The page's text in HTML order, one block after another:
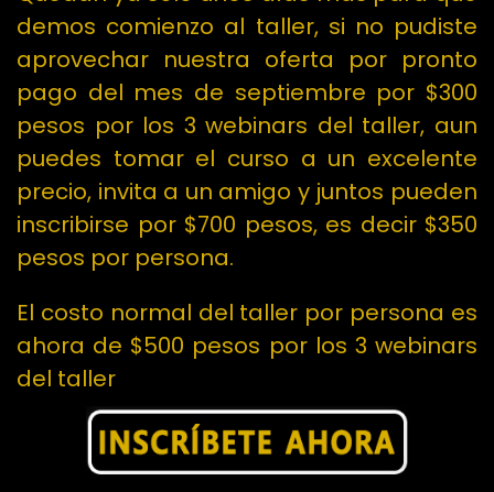
demos comienzo al taller, si no pudiste
aprovechar nuestra oferta por pronto
pago del mes de septiembre por $300
pesos por los 3 webinars del taller, aun
puedes tomar el curso a un excelente
precio, invita a un amigo y juntos pueden
inscribirse por $700 pesos, es decir $350
pesos por persona.
El costo normal del taller por persona es
ahora de $500 pesos por los 3 webinars
del taller